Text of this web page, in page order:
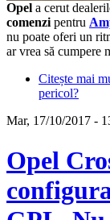
Opel a cerut
comenzi pentru
nu poate oferi un
ar vrea să cumpere
Citește mai
pericol?
Mar, 17/10/2017 -
Opel